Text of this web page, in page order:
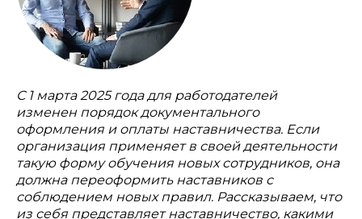
С 1 марта 2025 года для работодателей
изменен порядок документального
оформления и оплаты наставничества. Если
организация применяет в своей деятельности
такую форму обучения новых сотрудников, она
должна переоформить наставников с
соблюдением новых правил. Рассказываем, что
из себя представляет наставничество, какими